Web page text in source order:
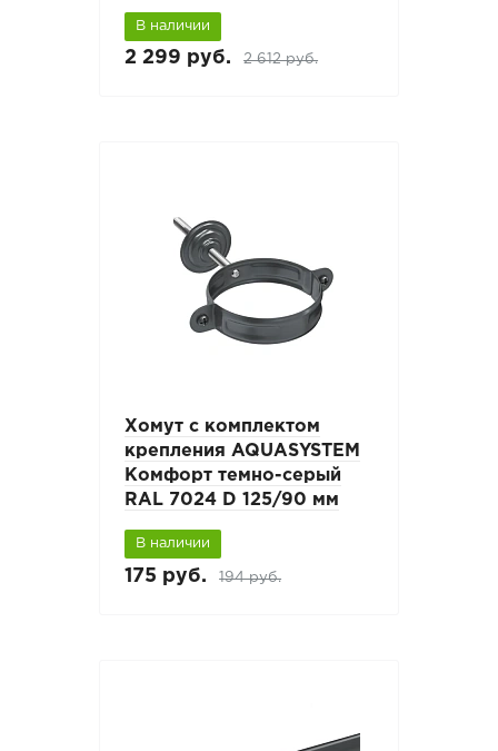
В наличии
2 299 руб. 2 612 руб.
Хомут с комплектом
крепления AQUASYSTEM
Комфорт темно-серый
RAL 7024 D 125/90 мм
В наличии
175 руб. 194 руб.